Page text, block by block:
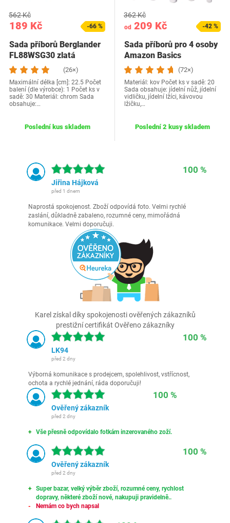
189 Kč
562 Kč
-66 %
Sada příborů Berglander
FL88WSG30 zlatá
(26×)
Maximální délka [cm]: 22.5 Počet
balení (dle výrobce): 1 Počet ks v
sadě: 30 Materiál: chrom Sada
obsahuje:…
Poslední kus skladem
od 209 Kč
362 Kč
-42 %
Sada příborů pro 4 osoby
Amazon Basics
(72×)
Materiál: kov Počet ks v sadě: 20
Sada obsahuje: jídelní nůž, jídelní
vidličku, jídelní lžíci, kávovou
lžičku,…
Poslední 2 kusy skladem
100 %
Jiřina Hájková
před 1 dnem
Naprostá spokojenost. Zboží odpovídá foto. Velmi rychlé
zaslání, důkladně zabaleno, rozumné ceny, mimořádná
komunikace. Velmi doporučuji.
Karel získal díky spokojenosti ověřených zákazníků
prestižní certifikát Ověřeno zákazníky
100 %
LK94
před 2 dny
Výborná komunikace s prodejcem, spolehlivost, vstřícnost,
ochota a rychlé jednání, ráda doporučuji!
100 %
Ověřený zákazník
před 2 dny
Vše přesně odpovídalo fotkám inzerovaného zoží.
100 %
Ověřený zákazník
před 2 dny
Super bazar, velký výběr zboží, rozumné ceny, rychlost
dopravy, některé zboží nové, nakupuji pravidelně..
Nemám co bych napsal